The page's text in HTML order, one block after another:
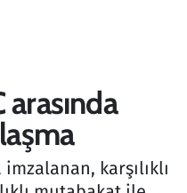
karşılıklı